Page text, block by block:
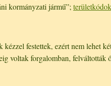
kormányzati jármű”;
kézzel festettek, ezért nem lehet
voltak forgalomban, felváltották